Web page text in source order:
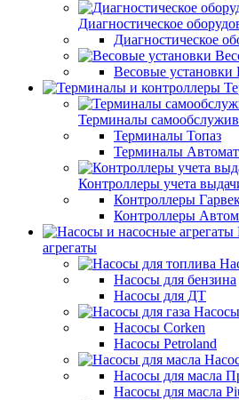
Диагностическое
Диагностическое
Весовые установки
Терминалы
Терминалы Топаз
Терминалы
Контроллеры учета
Контроллеры
Контроллеры
агрегаты
Насосы для бензина
Насосы для ДТ
Насосы
Насосы Corken
Насосы Petroland
Насосы для масла
Насосы для масла